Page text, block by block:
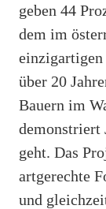
geben 44
dem im
über 20
Bauern im
demonstriert
geht. Das
artgerechte
und